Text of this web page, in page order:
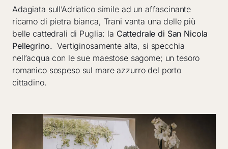
Adagiata sull’Adriatico simile ad un affascinante
ricamo di pietra bianca, Trani vanta una delle più
belle cattedrali di Puglia: la Cattedrale di San Nicola
Pellegrino. Vertiginosamente alta, si specchia
nell’acqua con le sue maestose sagome; un tesoro
romanico sospeso sul mare azzurro del porto
cittadino.